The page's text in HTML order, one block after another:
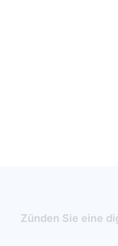
Zünden Sie eine